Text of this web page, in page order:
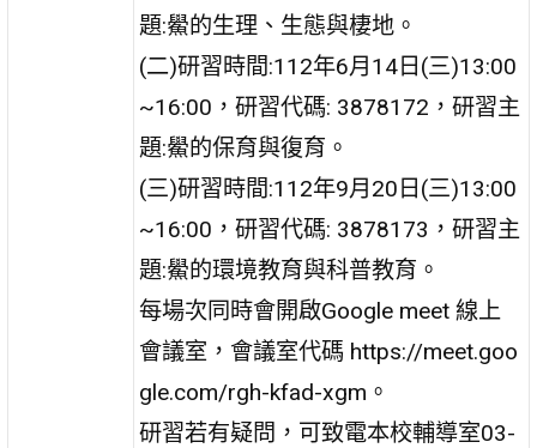
題:鱟的生理、生態與棲地。
(二)研習時間:112年6月14日(三)13:00
~16:00，研習代碼: 3878172，研習主
題:鱟的保育與復育。
(三)研習時間:112年9月20日(三)13:00
~16:00，研習代碼: 3878173，研習主
題:鱟的環境教育與科普教育。
每場次同時會開啟Google meet 線上
會議室，會議室代碼 https://meet.goo
gle.com/rgh-kfad-xgm。
研習若有疑問，可致電本校輔導室03-